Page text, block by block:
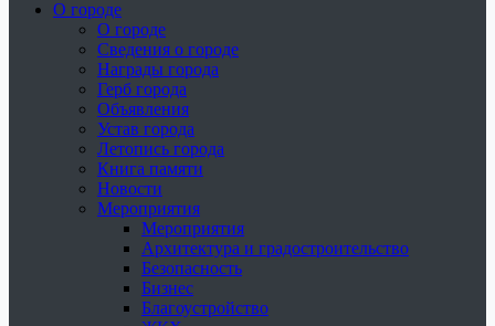
О городе
О городе
Сведения о городе
Награды города
Герб города
Объявления
Устав города
Летопись города
Книга памяти
Новости
Мероприятия
Мероприятия
Архитектура и градостроительство
Безопасность
Бизнес
Благоустройство